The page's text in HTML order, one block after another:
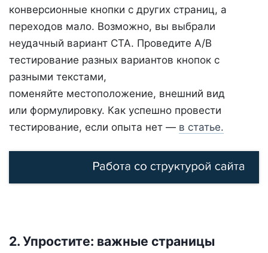
конверсионные кнопки с других страниц, а
переходов мало. Возможно, вы выбрали
неудачный вариант CTA. Проведите A/B
тестирование разных вариантов кнопок с
разными текстами,
поменяйте местоположение, внешний вид
или формулировку. Как успешно провести
тестирование, если опыта нет — в статье.
2. Упростите: важные страницы